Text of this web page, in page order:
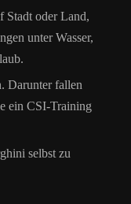
Stadt oder Land,
unter Wasser,
Darunter fallen
ein CSI-Training
selbst zu